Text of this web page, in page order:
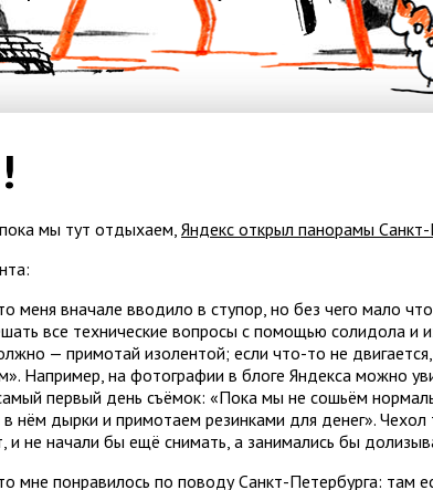
мы тут отдыхаем,Яндекс открыл панорамы Санкт-
меня вначале вводило в ступор, но без чего мало
все технические вопросы с помощью солидола и
— примотай изолентой; если что-то не
Например, на фотографии в блоге Яндекса можно
первый день съёмок: «Пока мы не сошьём
нём дырки и примотаем резинками для денег». Чехол
и не начали бы ещё снимать, а занимались бы
мне понравилось по поводу Санкт-Петербурга: там